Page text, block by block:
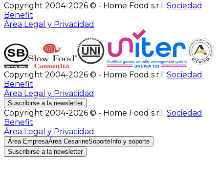
Copyright 2004-2026 © - Home Food s.r.l. Sociedad
Benefit
Área Legal y Privacidad
Copyright 2004-2026 © - Home Food s.r.l. Sociedad
Benefit
Área Legal y Privacidad
Suscribirse a la newsletter
Copyright 2004-2026 © - Home Food s.r.l. Sociedad
Benefit
Área Legal y Privacidad
Área EmpresaÁrea CesarineSoporte Info y soporte
Suscribirse a la newsletter